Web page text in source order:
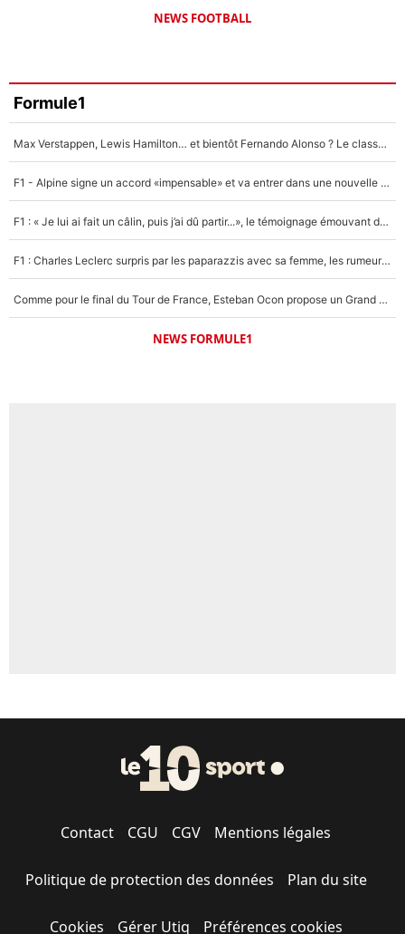
NEWS FOOTBALL
Formule1
Max Verstappen, Lewis Hamilton… et bientôt Fernando Alonso ? Le classement des pilotes les mieux payés en Formule 1 risque de changer !
F1 - Alpine signe un accord «impensable» et va entrer dans une nouvelle dimension : Grande nouvelle pour Pierre Gasly !
F1 : « Je lui ai fait un câlin, puis j’ai dû partir...», le témoignage émouvant de Max Verstappen sur sa fille
F1 : Charles Leclerc surpris par les paparazzis avec sa femme, les rumeurs étaient vraies !
Comme pour le final du Tour de France, Esteban Ocon propose un Grand Prix de Formule 1 à Paris : «Autour de l’Arc de Triomphe, ce serait génial» !
NEWS FORMULE1
Contact CGU CGV Mentions légales
Politique de protection des données Plan du site
Cookies Gérer Utiq Préférences cookies